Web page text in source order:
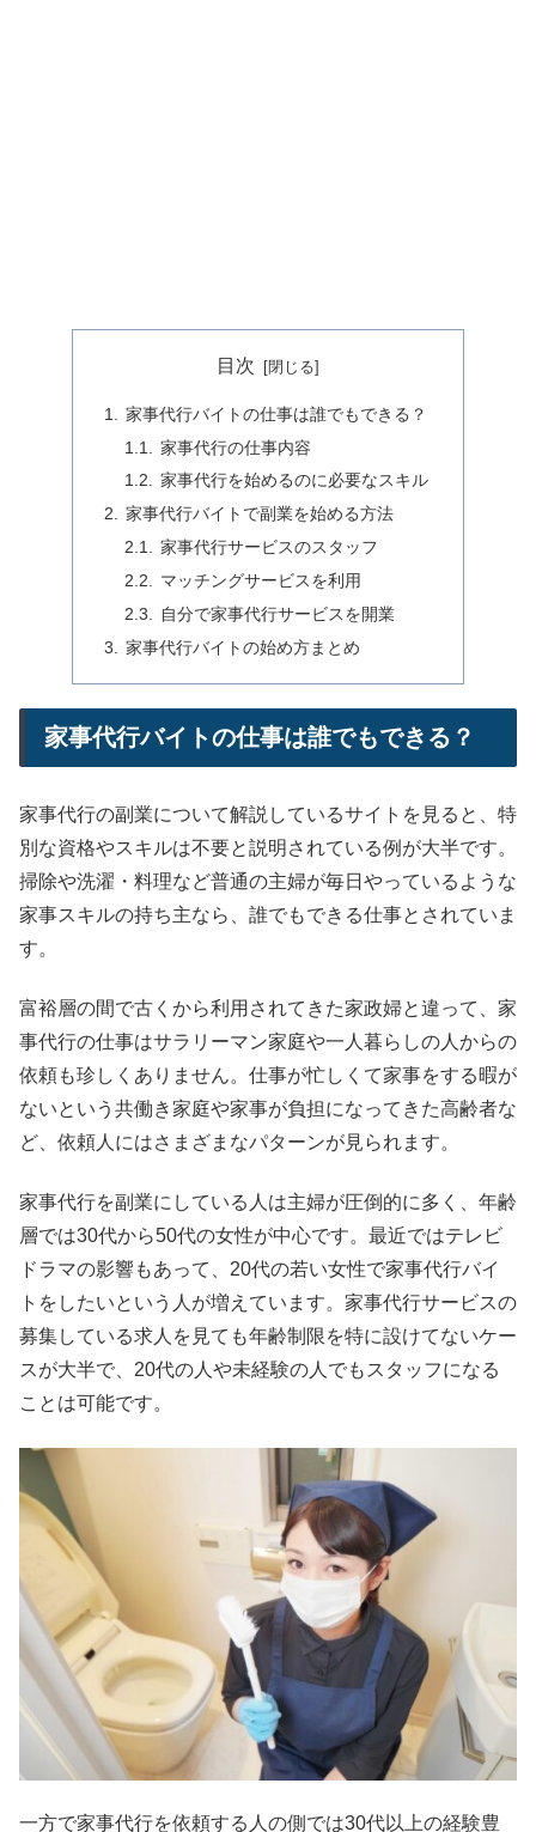
目次
家事代行バイトの仕事は誰でもできる？
家事代行の仕事内容
家事代行を始めるのに必要なスキル
家事代行バイトで副業を始める方法
家事代行サービスのスタッフ
マッチングサービスを利用
自分で家事代行サービスを開業
家事代行バイトの始め方まとめ
家事代行バイトの仕事は誰でもできる？
家事代行の副業について解説しているサイトを見ると、特
別な資格やスキルは不要と説明されている例が大半です。
掃除や洗濯・料理など普通の主婦が毎日やっているような
家事スキルの持ち主なら、誰でもできる仕事とされていま
す。
富裕層の間で古くから利用されてきた家政婦と違って、家
事代行の仕事はサラリーマン家庭や一人暮らしの人からの
依頼も珍しくありません。仕事が忙しくて家事をする暇が
ないという共働き家庭や家事が負担になってきた高齢者な
ど、依頼人にはさまざまなパターンが見られます。
家事代行を副業にしている人は主婦が圧倒的に多く、年齢
層では30代から50代の女性が中心です。最近ではテレビ
ドラマの影響もあって、20代の若い女性で家事代行バイ
トをしたいという人が増えています。家事代行サービスの
募集している求人を見ても年齢制限を特に設けてないケー
スが大半で、20代の人や未経験の人でもスタッフになる
ことは可能です。
一方で家事代行を依頼する人の側では30代以上の経験豊